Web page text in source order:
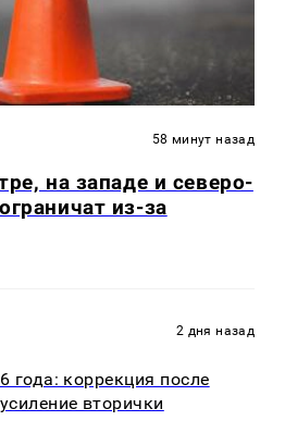
58 минут назад
на западе и северо-
из-за
2 дня назад
года: коррекция после
вторички